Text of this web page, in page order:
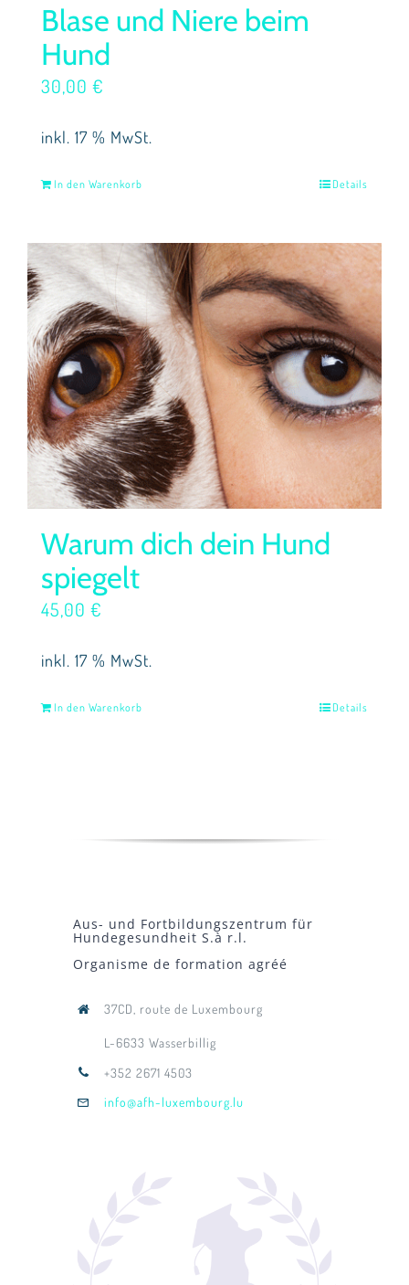
Blase und Niere beim
Hund
30,00 €
inkl. 17 % MwSt.
In den Warenkorb Details
Warum dich dein Hund
spiegelt
45,00 €
inkl. 17 % MwSt.
In den Warenkorb Details
Aus- und Fortbildungszentrum für
Hundegesundheit S.à r.l.
Organisme de formation agréé
37CD, route de Luxembourg
L-6633 Wasserbillig
+352 2671 4503
info@afh-luxembourg.lu